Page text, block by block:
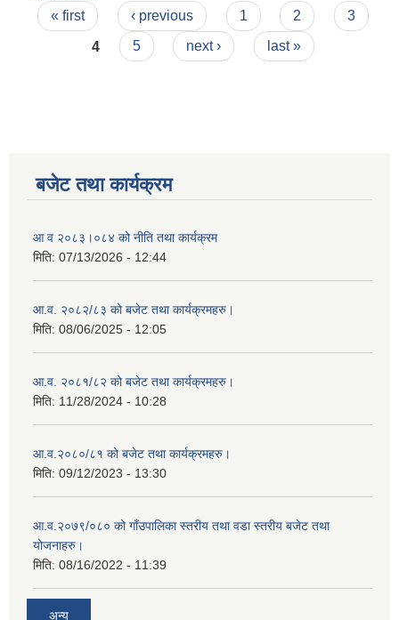
Pages
« first ‹ previous 1 2
3
4
5 next › last »
बजेट तथा कार्यक्रम
आ व २०८३।०८४ को नीति तथा कार्यक्रम
मिति: 07/13/2026 - 12:44
आ.व. २०८२/८३ को बजेट तथा कार्यक्रमहरु।
मिति: 08/06/2025 - 12:05
आ.व. २०८१/८२ को बजेट तथा कार्यक्रमहरु।
मिति: 11/28/2024 - 10:28
आ.व.२०८०/८१ को बजेट तथा कार्यक्रमहरु।
मिति: 09/12/2023 - 13:30
आ.व.२०७९/०८० को गाँउपालिका स्तरीय तथा वडा स्तरीय बजेट तथा
योजनाहरु।
मिति: 08/16/2022 - 11:39
अन्य